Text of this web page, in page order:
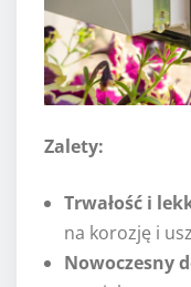
Zalety:
Trwałość i
na korozję i
Nowoczesny